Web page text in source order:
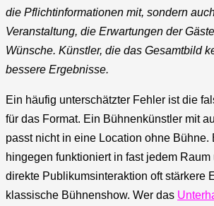
die Pflichtinformationen mit, sondern
Veranstaltung, die Erwartungen der
Wünsche. Künstler, die das Gesamtbild
bessere Ergebnisse.
Ein häufig unterschätzter Fehler ist die
für das Format. Ein Bühnenkünstler mit
passt nicht in eine Location ohne Bühne.
hingegen funktioniert in fast jedem Raum
direkte Publikumsinteraktion oft stärkere
klassische Bühnenshow. Wer das